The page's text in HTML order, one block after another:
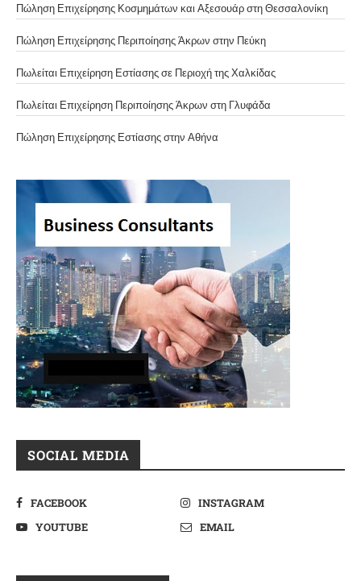
Πώληση Επιχείρησης Κοσμημάτων και Αξεσουάρ στη Θεσσαλονίκη
Πώληση Επιχείρησης Περιποίησης Άκρων στην Πεύκη
Πωλείται Επιχείρηση Εστίασης σε Περιοχή της Χαλκίδας
Πωλείται Επιχείρηση Περιποίησης Άκρων στη Γλυφάδα
Πώληση Επιχείρησης Εστίασης στην Αθήνα
SOCIAL MEDIA
FACEBOOK
INSTAGRAM
YOUTUBE
EMAIL